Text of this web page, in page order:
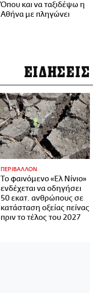
Όπου και να ταξιδέψω η
Αθήνα με πληγώνει
ΕΙΔΗΣΕΙΣ
ΠΕΡΙΒΑΛΛΟΝ
Το φαινόμενο «Ελ Νίνιο»
ενδέχεται να οδηγήσει
50 εκατ. ανθρώπους σε
κατάσταση οξείας πείνας
πριν το τέλος του 2027